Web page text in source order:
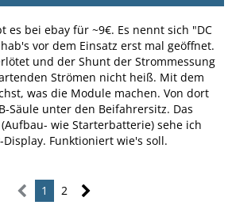
es bei ebay für ~9€. Es nennt sich "DC
vor dem Einsatz erst mal geöffnet.
und der Shunt der Strommessung
Strömen nicht heiß. Mit dem
was die Module machen. Von dort
Säule unter den Beifahrersitz. Das
wie Starterbatterie) sehe ich
Funktioniert wie's soll.
1 2